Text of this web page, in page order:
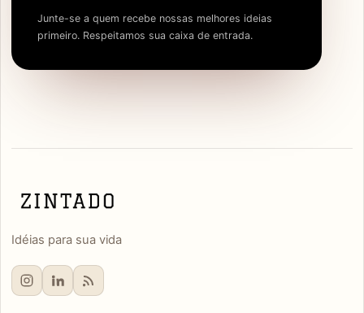
Junte-se a quem recebe nossas melhores ideias
primeiro. Respeitamos sua caixa de entrada.
Idéias para sua vida